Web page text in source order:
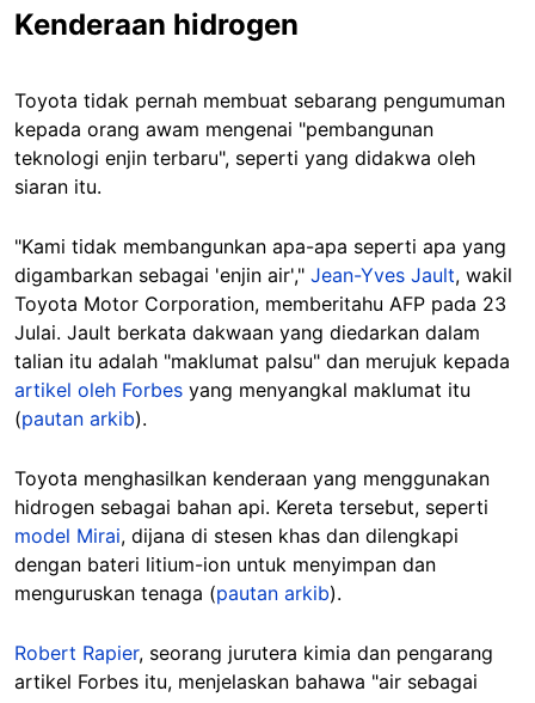
Kenderaan hidrogen
Toyota tidak pernah membuat sebarang pengumuman
kepada orang awam mengenai "pembangunan
teknologi enjin terbaru", seperti yang didakwa oleh
siaran itu.
"Kami tidak membangunkan apa-apa seperti apa yang
digambarkan sebagai 'enjin air'," Jean-Yves Jault, wakil
Toyota Motor Corporation, memberitahu AFP pada 23
Julai. Jault berkata dakwaan yang diedarkan dalam
talian itu adalah "maklumat palsu" dan merujuk kepada
artikel oleh Forbes yang menyangkal maklumat itu
(pautan arkib).
Toyota menghasilkan kenderaan yang menggunakan
hidrogen sebagai bahan api. Kereta tersebut, seperti
model Mirai, dijana di stesen khas dan dilengkapi
dengan bateri litium-ion untuk menyimpan dan
menguruskan tenaga (pautan arkib).
Robert Rapier, seorang jurutera kimia dan pengarang
artikel Forbes itu, menjelaskan bahawa "air sebagai